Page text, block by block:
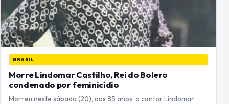
BRASIL
Morre Lindomar Castilho, Rei do Bolero
condenado por feminicídio
Morreu neste sábado (20), aos 85 anos, o cantor Lindomar